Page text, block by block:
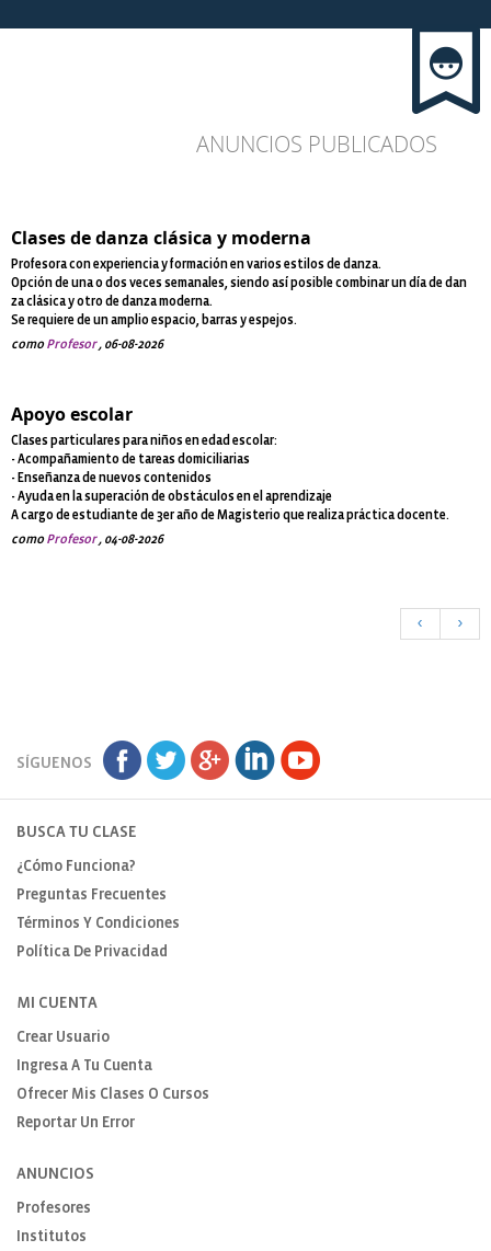
ANUNCIOS PUBLICADOS
Clases de danza clásica y moderna
Profesora con experiencia y formación en varios estilos de danza.
Opción de una o dos veces semanales, siendo así posible combinar un día de dan
za clásica y otro de danza moderna.
Se requiere de un amplio espacio, barras y espejos.
comoProfesor, 06-08-2026
Apoyo escolar
Clases particulares para niños en edad escolar:
- Acompañamiento de tareas domiciliarias
- Enseñanza de nuevos contenidos
- Ayuda en la superación de obstáculos en el aprendizaje
A cargo de estudiante de 3er año de Magisterio que realiza práctica docente.
comoProfesor, 04-08-2026
< >
SÍGUENOS
BUSCA TU CLASE
¿Cómo Funciona?
Preguntas Frecuentes
Términos Y Condiciones
Política De Privacidad
MI CUENTA
Crear Usuario
Ingresa A Tu Cuenta
Ofrecer Mis Clases O Cursos
Reportar Un Error
ANUNCIOS
Profesores
Institutos